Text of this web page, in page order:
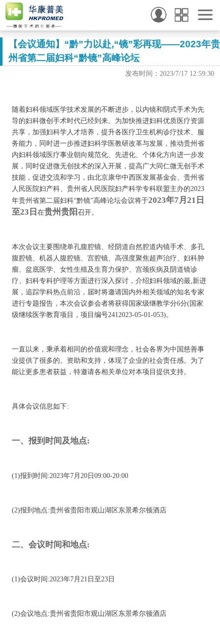
【会议通知】“黔”力以赴,“镜”彩再现——2023年贵
州省第二届妇科“黔镜”高峰论坛
发布时间：2023/7/17 12:59:30
随着妇科领域医学技术发展的不断进步，以内镜和阴式手术为先
导的妇科微创手术时代已经到来。为加快推进妇科优质医疗资源
共享，加强妇科学人才培养，提升各医疗卫生机构诊疗技术、服
务能力，同时进一步推进妇科学医教研改革与发展，推动贵州省
内妇科领域医疗事业朝向规范化、先进化、个体化方向进一步发
展，同时促进微无创技术的深入开展，提高广大同仁微无创手术
技能，促进交流和学习，由北京康华中西医发展基金会、贵州省
人民医院妇产科、贵州省人民医院妇产科学专科联盟主办的2023
年贵州省第二届妇科“黔镜”高峰论坛会议将于2023年7月21日
至23日 在贵州贵阳 召开。
本次会议主要围绕单孔腹腔镜、经阴道自然腔道内镜手术、多孔
腹腔镜、机器人腹腔镜、宫腔镜、高强度聚焦超声治疗、妇科肿
瘤、盆底医学、女性生殖及生育力保护、宫颈疾病及阴道镜诊
疗、妇科专科护理等方面进行深入探讨，介绍妇科领域的最,新进
展，追踪学科热点前沿，届时将邀请国内外相关领域的知名专家
进行专题报告，本次会议参会者将获得国家级继教学分6分(国家
级继续医学教育项目，项目编号2412023-05-01-053)。
一直以来，秉承着相同的价值观和理念，社会各界为中国慈善事
业提供了很多的。资助和支持，体现了企业的社会责任感。为了
能让更多患者获益，特邀请各相关单位对本项目提供支持。
具体会议信息如下:
一、报到时间及地点:
(1)报到时间:2023年7月20日09:00-20:00
(2)报到地点:贵州省贵阳市观山湖区东景希尔顿酒店
二、会议时间和地点:
(1)会议时间:2023年7月21日至23日
(2)会议地点:贵州省贵阳市观山湖区东景希尔顿酒店